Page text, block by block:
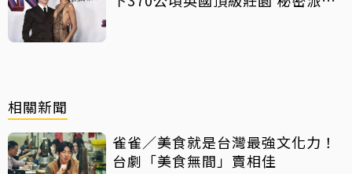
相關新聞
雀雀／美食就是台灣最強文化力！
台劇「美食無間」賣相佳